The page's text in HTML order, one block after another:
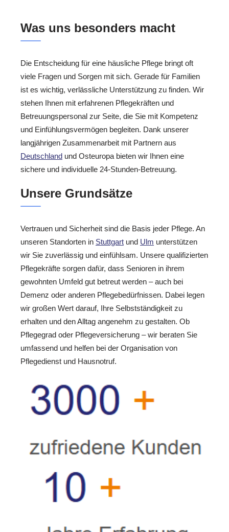
Was uns besonders macht
Die Entscheidung für eine häusliche Pflege bringt oft
viele Fragen und Sorgen mit sich. Gerade für Familien
ist es wichtig, verlässliche Unterstützung zu finden. Wir
stehen Ihnen mit erfahrenen Pflegekräften und
Betreuungspersonal zur Seite, die Sie mit Kompetenz
und Einfühlungsvermögen begleiten. Dank unserer
langjährigen Zusammenarbeit mit Partnern aus
Deutschland und Osteuropa bieten wir Ihnen eine
sichere und individuelle 24-Stunden-Betreuung.
Unsere Grundsätze
Vertrauen und Sicherheit sind die Basis jeder Pflege. An
unseren Standorten in Stuttgart und Ulm unterstützen
wir Sie zuverlässig und einfühlsam. Unsere qualifizierten
Pflegekräfte sorgen dafür, dass Senioren in ihrem
gewohnten Umfeld gut betreut werden – auch bei
Demenz oder anderen Pflegebedürfnissen. Dabei legen
wir großen Wert darauf, Ihre Selbstständigkeit zu
erhalten und den Alltag angenehm zu gestalten. Ob
Pflegegrad oder Pflegeversicherung – wir beraten Sie
umfassend und helfen bei der Organisation von
Pflegedienst und Hausnotruf.